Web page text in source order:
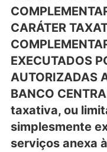
CARÁTER
EXECUTADOS
AUTORIZADAS
BANCO
taxativa, ou
simplesmente
serviços anexa